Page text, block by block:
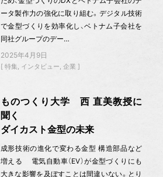
ータ製作力の強化に取り組む。デジタル技術
で金型づくりを効率化し、ベトナム子会社を
同社グループのデー…
2025年4月9日
特集 インタビュー 企業
ものつくり大学 西 直美教授に
聞く
ダイカスト金型の未来
成形技術の進化で変わる金型 構造部品など
増える 電気自動車（EV）が金型づくりにも
大きな影響を及ぼすことは間違いない。とり